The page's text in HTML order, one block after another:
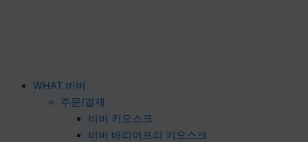
WHAT 비버
주문/결제
비버 키오스크
비버 배리어프리 키오스크